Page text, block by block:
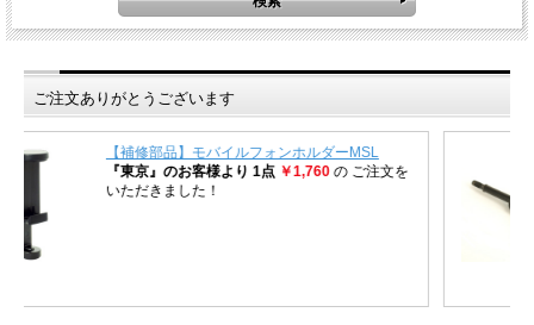
ご注文ありがとうございます